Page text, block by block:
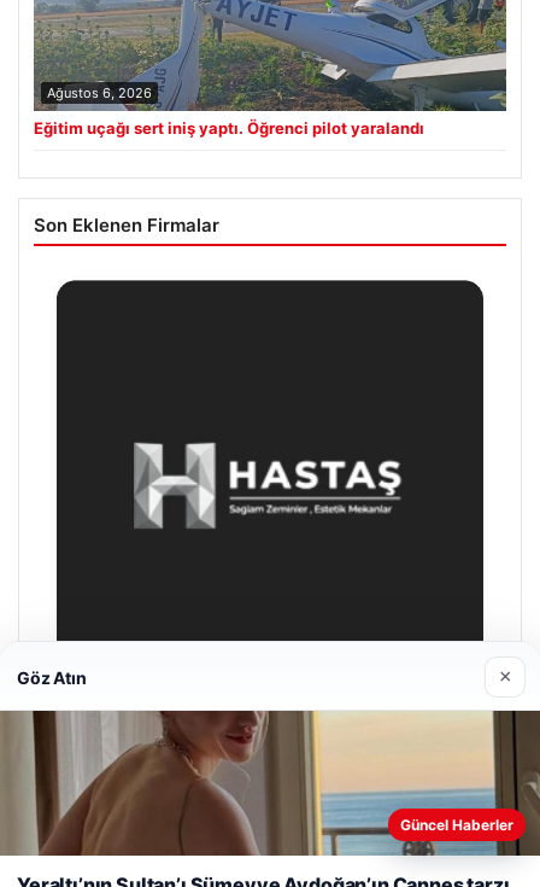
Ağustos 6, 2026
Eğitim uçağı sert iniş yaptı. Öğrenci pilot yaralandı
Son Eklenen Firmalar
Hastaş Beton
Mayıs 26, 2026
Web sitemizi nasıl kullandığınızı daha iyi anlayabilmek,
deneyiminizi kişiselleştirmek ve geliştirmek amacıyla çerezler
kullanıyoruz.Çerez Politikamız
Göz Atın ×
Güncel Haberler